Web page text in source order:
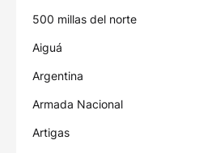
500 millas del norte
Aiguá
Argentina
Armada Nacional
Artigas